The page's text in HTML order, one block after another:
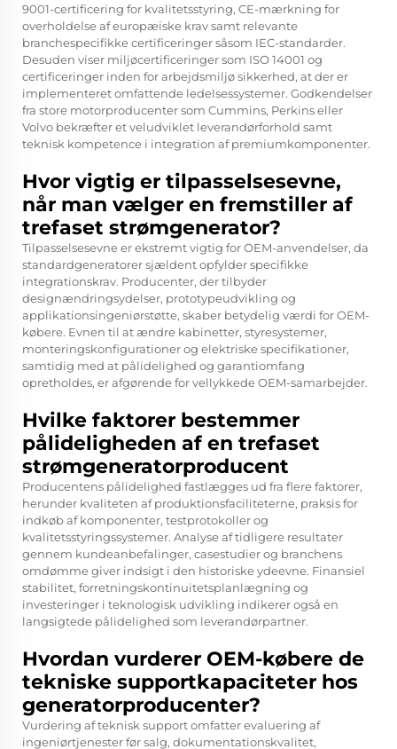
9001-certificering for kvalitetsstyring, CE-mærkning for
overholdelse af europæiske krav samt relevante
branchespecifikke certificeringer såsom IEC-standarder.
Desuden viser miljøcertificeringer som ISO 14001 og
certificeringer inden for arbejdsmiljø sikkerhed, at der er
implementeret omfattende ledelsessystemer. Godkendelser
fra store motorproducenter som Cummins, Perkins eller
Volvo bekræfter et veludviklet leverandørforhold samt
teknisk kompetence i integration af premiumkomponenter.
Hvor vigtig er tilpasselsesevne,
når man vælger en fremstiller af
trefaset strømgenerator?
Tilpasselsesevne er ekstremt vigtig for OEM-anvendelser, da
standardgeneratorer sjældent opfylder specifikke
integrationskrav. Producenter, der tilbyder
designændringsydelser, prototypeudvikling og
applikationsingeniørstøtte, skaber betydelig værdi for OEM-
købere. Evnen til at ændre kabinetter, styresystemer,
monteringskonfigurationer og elektriske specifikationer,
samtidig med at pålidelighed og garantiomfang
opretholdes, er afgørende for vellykkede OEM-samarbejder.
Hvilke faktorer bestemmer
pålideligheden af en trefaset
strømgeneratorproducent
Producentens pålidelighed fastlægges ud fra flere faktorer,
herunder kvaliteten af produktionsfaciliteterne, praksis for
indkøb af komponenter, testprotokoller og
kvalitetsstyringssystemer. Analyse af tidligere resultater
gennem kundeanbefalinger, casestudier og branchens
omdømme giver indsigt i den historiske ydeevne. Finansiel
stabilitet, forretningskontinuitetsplanlægning og
investeringer i teknologisk udvikling indikerer også en
langsigtede pålidelighed som leverandørpartner.
Hvordan vurderer OEM-købere de
tekniske supportkapaciteter hos
generatorproducenter?
Vurdering af teknisk support omfatter evaluering af
ingeniørtjenester før salg, dokumentationskvalitet,